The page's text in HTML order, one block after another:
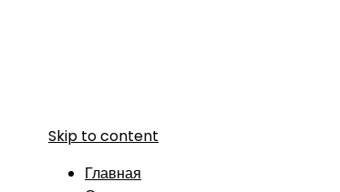
Skip to content
Главная